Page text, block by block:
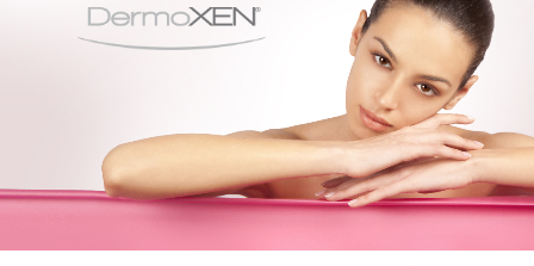
ΠΡΟΪΟΝΤΑ
PROMO PACKS
ΣΥΜΒΟΥΛΕΣ ΕΥΕΞΙΑΣ
ΕΚΔΗΛΩΣΕΙΣ
ΕΠΙΚΟΙΝΩΝΙΑ